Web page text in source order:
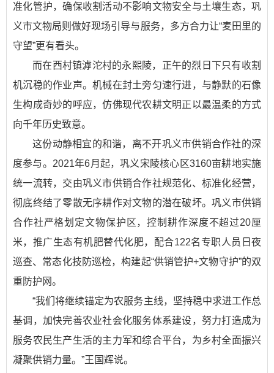
准化管护，确保收割活动不影响文物安全与土壤生态，巩
义市文物局则做好现场引导与服务，多方合力让“麦田里的
守望”更有看头。
而在西村镇滹沱村的永熙陵，正午的烈日下只有收割
机沉稳的作业声。机械在封土旁匀速行进，与静默的石像
生构成奇妙的呼应，仿佛现代农耕文明正以最温柔的方式
向千年历史致意。
这份动静相宜的和谐，离不开巩义市供销合作社的深
度参与。2021年6月起，巩义宋陵核心区3160亩耕地实施
统一流转，交由巩义市供销合作社规范化、标准化经营，
彻底终结了零散无序耕作对文物的潜在破坏。巩义市供销
合作社严格划定文物保护区，控制耕作深度不超过20厘
米，推广生态有机肥替代化肥，配合122名专职人员日夜
巡查、常态化技防巡检，构建起“供销管护+文物守护”的双
重防护网。
“我们将继续锚定为农服务主线，坚持稳中求进工作总
基调，加快完善农业社会化服务体系建设，努力打造成为
服务农民生产生活的主力军和综合平台，为乡村全面振兴
凝聚供销力量。”王国辉说。